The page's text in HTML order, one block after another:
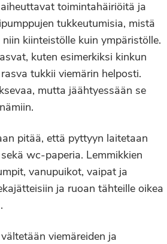
toimintahäiriöitä ja
tukkeutumisia, mistä
kiinteistölle kuin ympäristölle.
kuten esimerkiksi kinkun
tukkii viemärin helposti.
mutta jäähtyessään se
pitää, että pyttyyn laitetaan
wc-paperia. Lemmikkien
vanupuikot, vaipat ja
ja ruoan tähteille oikea
viemäreiden ja